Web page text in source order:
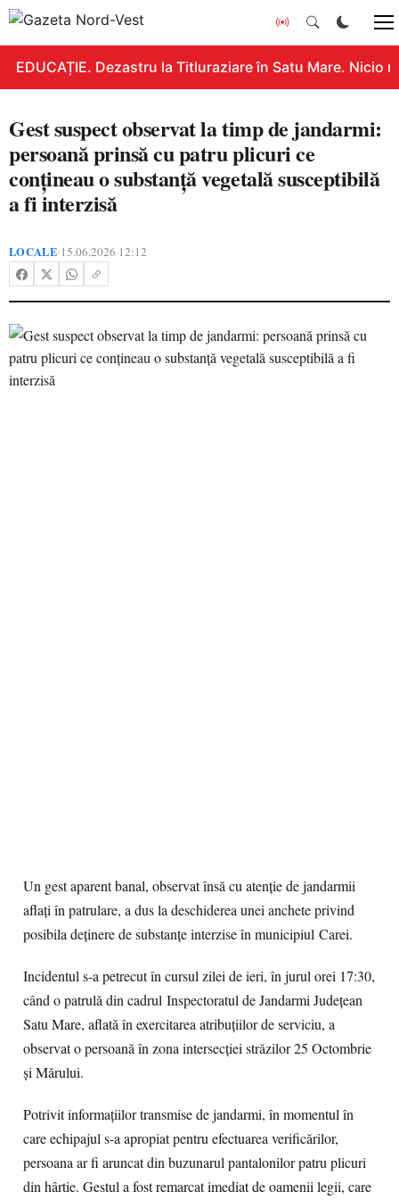
EDUCAȚIE. Dezastru la Titluraziare în Satu Mare. Nicio
Gest suspect observat la timp de jandarmi:
persoană prinsă cu patru plicuri ce
conțineau o substanță vegetală susceptibilă
a fi interzisă
LOCALE•15.06.2026 12:12
Un gest aparent banal, observat însă cu atenție de jandarmii
aflați în patrulare, a dus la deschiderea unei anchete privind
posibila deținere de substanțe interzise în municipiul Carei.
Incidentul s-a petrecut în cursul zilei de ieri, în jurul orei 17:30,
când o patrulă din cadrul Inspectoratul de Jandarmi Județean
Satu Mare, aflată în exercitarea atribuțiilor de serviciu, a
observat o persoană în zona intersecției străzilor 25 Octombrie
și Mărului.
Potrivit informațiilor transmise de jandarmi, în momentul în
care echipajul s-a apropiat pentru efectuarea verificărilor,
persoana ar fi aruncat din buzunarul pantalonilor patru plicuri
din hârtie. Gestul a fost remarcat imediat de oamenii legii, care